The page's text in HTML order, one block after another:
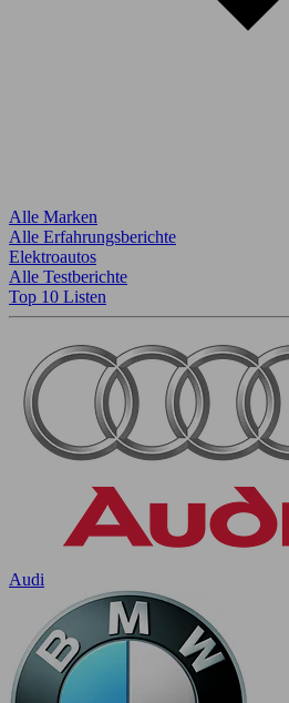
Alle Marken
Alle Erfahrungsberichte
Elektroautos
Alle Testberichte
Top 10 Listen
Audi